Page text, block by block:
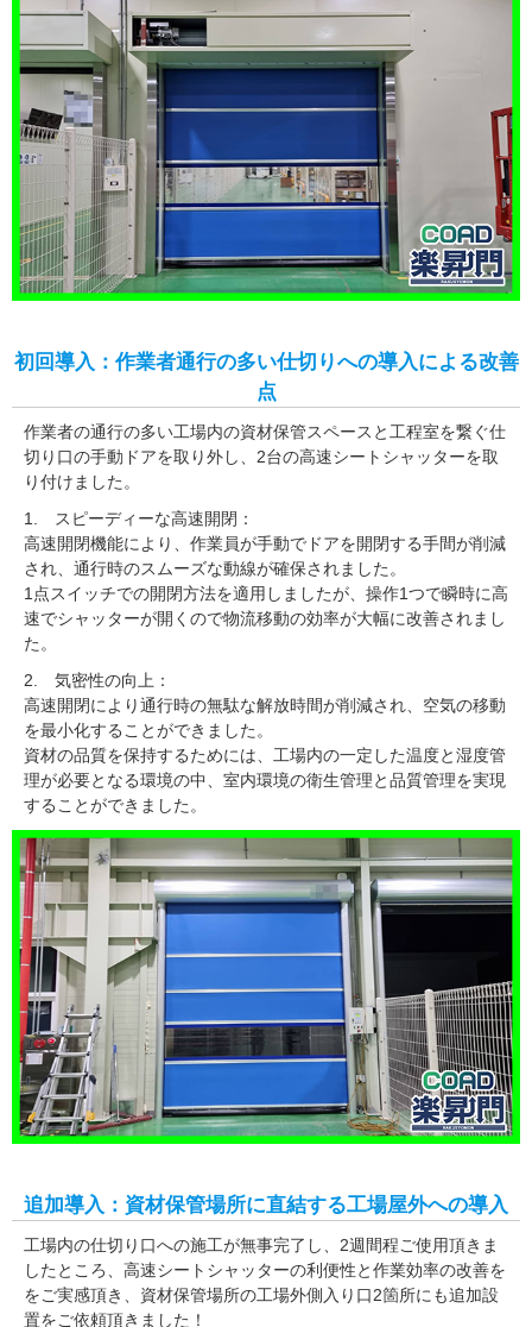
初回導入：作業者通行の多い仕切りへの導入による改善
点
作業者の通行の多い工場内の資材保管スペースと工程室を繋ぐ仕
切り口の手動ドアを取り外し、2台の高速シートシャッターを取
り付けました。
1. スピーディーな高速開閉：
高速開閉機能により、作業員が手動でドアを開閉する手間が削減
され、通行時のスムーズな動線が確保されました。
1点スイッチでの開閉方法を適用しましたが、操作1つで瞬時に高
速でシャッターが開くので物流移動の効率が大幅に改善されまし
た。
2. 気密性の向上：
高速開閉により通行時の無駄な解放時間が削減され、空気の移動
を最小化することができました。
資材の品質を保持するためには、工場内の一定した温度と湿度管
理が必要となる環境の中、室内環境の衛生管理と品質管理を実現
することができました。
追加導入：資材保管場所に直結する工場屋外への導入
工場内の仕切り口への施工が無事完了し、2週間程ご使用頂きま
したところ、高速シートシャッターの利便性と作業効率の改善を
をご実感頂き、資材保管場所の工場外側入り口2箇所にも追加設
置をご依頼頂きました！